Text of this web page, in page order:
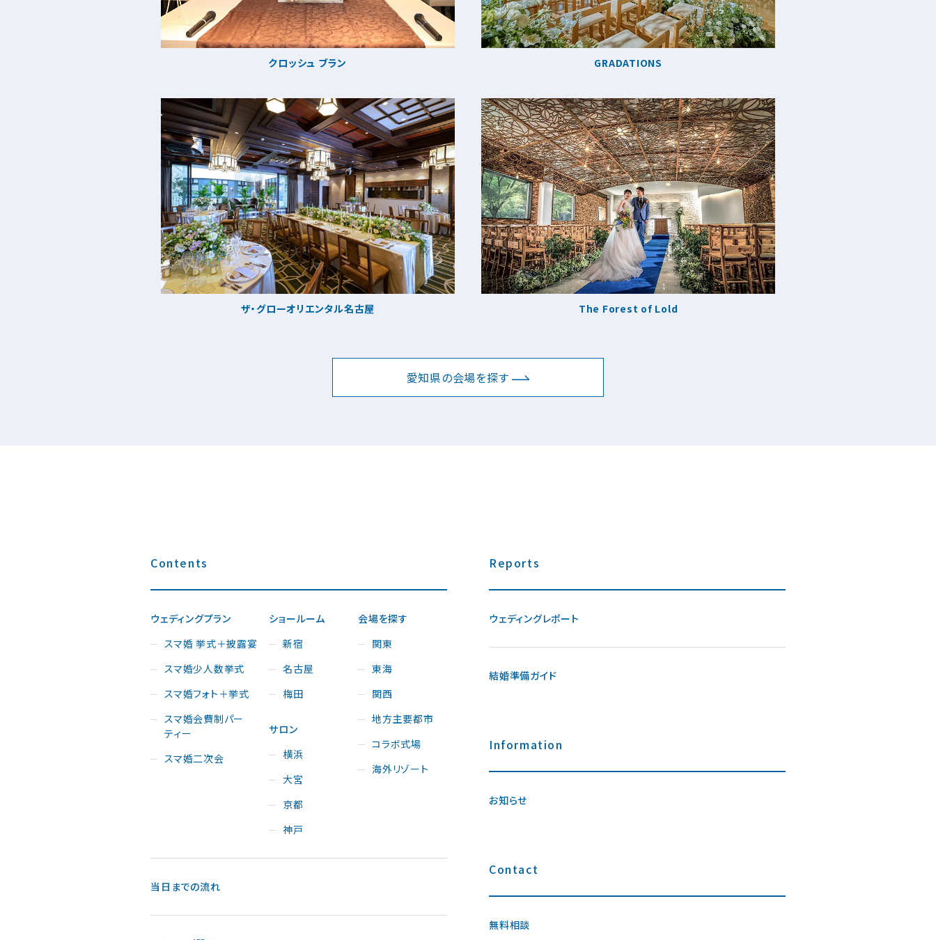
クロッシュ ブラン GRADATIONS
ザ・グローオリエンタル名古屋 The Forest of Lold
愛知県の会場を探す
Contents
ウェディングプラン
スマ婚 挙式＋披露宴
スマ婚少人数挙式
スマ婚フォト＋挙式
スマ婚会費制パー
ティー
スマ婚二次会
ショールーム
新宿
名古屋
梅田
サロン
横浜
大宮
京都
神戸
会場を探す
関東
東海
関西
地方主要都市
コラボ式場
海外リゾート
当日までの流れ
Reports
ウェディングレポート
結婚準備ガイド
Information
お知らせ
Contact
無料相談